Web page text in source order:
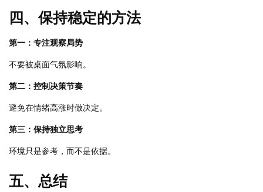
四、保持稳定的方法
第一：专注观察局势
不要被桌面气氛影响。
第二：控制决策节奏
避免在情绪高涨时做决定。
第三：保持独立思考
环境只是参考，而不是依据。
五、总结